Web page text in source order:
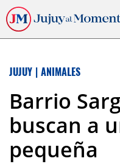
JUJUY | ANIMALES
Barrio
buscan a
pequeña